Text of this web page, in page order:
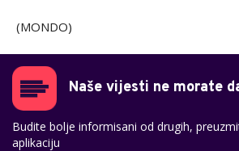
(MONDO)
Naše vijesti ne morate
Budite bolje informisani od drugih,
aplikaciju